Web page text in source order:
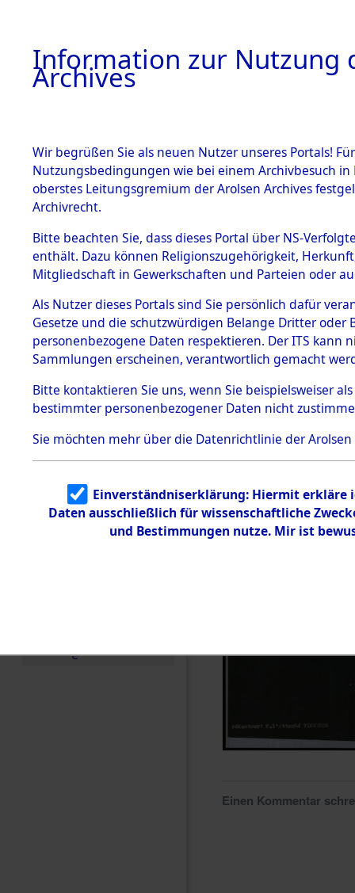
BESTÄNDE
1.
mente
5. Verschiedenes
5.3
Todesmärsche
5.3.1 Alliierte
Erhebungen
zu
Todesmärsch
en
5.3.2
Identifizierun
g
5.3.3
Todesmärsch
e
Einen Kommentar
Information zur Nutzung
Archives
Wir begrüßen Sie als neuen Nutzer unseres Portals!
Nutzungsbedingungen wie bei einem Archivbesuch
oberstes Leitungsgremium der Arolsen Archives
Archivrecht.
Bitte beachten Sie, dass dieses Portal über NS-
enthält. Dazu können Religionszugehörigkeit,
Mitgliedschaft in Gewerkschaften und Parteien oder
Als Nutzer dieses Portals sind Sie persönlich dafür
Gesetze und die schutzwürdigen Belange Dritter
personenbezogene Daten respektieren. Der ITS
Sammlungen erscheinen, verantwortlich gemacht
Bitte kontaktieren Sie uns, wenn Sie beispielsweiser
bestimmter personenbezogener Daten nicht
Sie möchten mehr über die Datenrichtlinie der Arolsen
Einverständniserklärung: Hiermit erkläre
Daten ausschließlich für wissenschaftliche
und Bestimmungen nutze. Mir ist